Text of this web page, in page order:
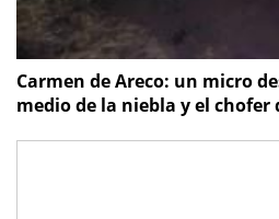
Carmen de Areco: un micro
medio de la niebla y el